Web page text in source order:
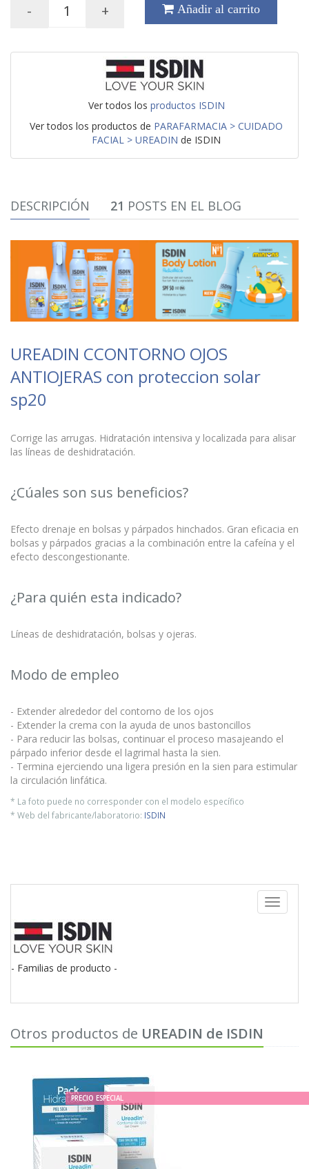
- + Añadir al carrito
Ver todos los productos ISDIN
Ver todos los productos de PARAFARMACIA > CUIDADO
FACIAL > UREADIN de ISDIN
DESCRIPCIÓN 21 POSTS EN EL BLOG
UREADIN CCONTORNO OJOS
ANTIOJERAS con proteccion solar
sp20
Corrige las arrugas. Hidratación intensiva y localizada para alisar
las líneas de deshidratación.
¿Cúales son sus beneficios?
Efecto drenaje en bolsas y párpados hinchados. Gran eficacia en
bolsas y párpados gracias a la combinación entre la cafeína y el
efecto descongestionante.
¿Para quién esta indicado?
Líneas de deshidratación, bolsas y ojeras.
Modo de empleo
- Extender alrededor del contorno de los ojos
- Extender la crema con la ayuda de unos bastoncillos
- Para reducir las bolsas, continuar el proceso masajeando el
párpado inferior desde el lagrimal hasta la sien.
- Termina ejerciendo una ligera presión en la sien para estimular
la circulación linfática.
* La foto puede no corresponder con el modelo específico
* Web del fabricante/laboratorio: ISDIN
Toggle
- Familias de producto -
Otros productos de UREADIN de ISDIN
PRECIO ESPECIAL